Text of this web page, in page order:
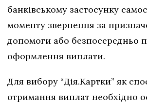
банківському застосунку
моменту звернення за
допомоги або безпосередньо
оформлення виплати.
Для вибору “Дія.Картки” як
отримання виплат необхідно